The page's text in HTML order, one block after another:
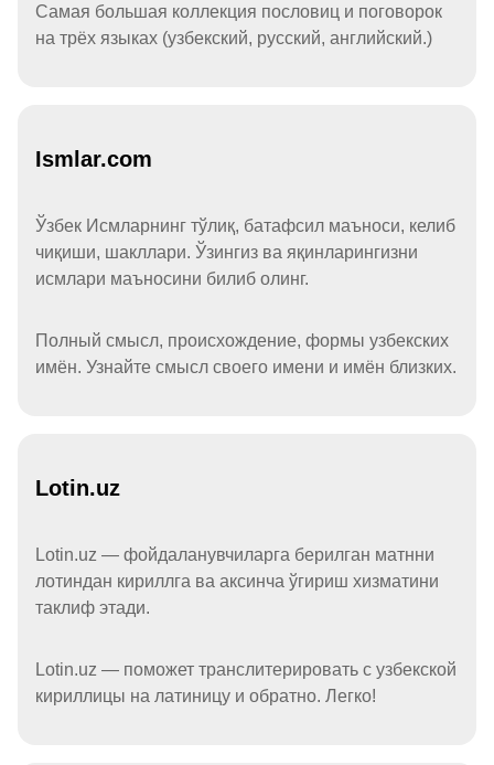
Самая большая коллекция пословиц и поговорок
на трёх языках (узбекский, русский, английский.)
Ismlar.com
Ўзбек Исмларнинг тўлиқ, батафсил маъноси, келиб
чиқиши, шакллари. Ўзингиз ва яқинларингизни
исмлари маъносини билиб олинг.
Полный смысл, происхождение, формы узбекских
имён. Узнайте смысл своего имени и имён близких.
Lotin.uz
Lotin.uz — фойдаланувчиларга берилган матнни
лотиндан кириллга ва аксинча ўгириш хизматини
таклиф этади.
Lotin.uz — поможет транслитерировать с узбекской
кириллицы на латиницу и обратно. Легко!